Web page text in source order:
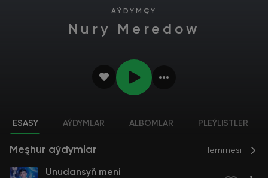
AÝDYMÇY
Nury Meredow
ESASY AÝDYMLAR ALBOMLAR PLEÝLISTLER
Meşhur aýdymlar Hemmesi
Unudansyň meni